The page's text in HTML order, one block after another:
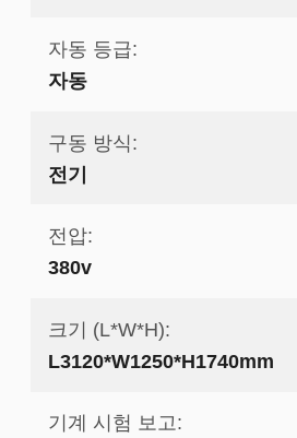
자동 등급:
자동
구동 방식:
전기
전압:
380v
크기 (L*W*H):
L3120*W1250*H1740mm
기계 시험 보고: